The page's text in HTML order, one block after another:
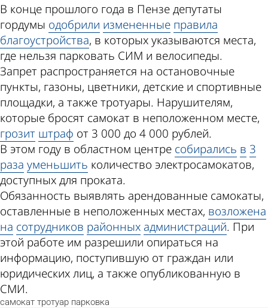
В конце прошлого года в Пензе депутаты
гордумы одобрили измененные правила
благоустройства, в которых указываются места,
где нельзя парковать СИМ и велосипеды.
Запрет распространяется на остановочные
пункты, газоны, цветники, детские и спортивные
площадки, а также тротуары. Нарушителям,
которые бросят самокат в неположенном месте,
грозит штраф от 3 000 до 4 000 рублей.
В этом году в областном центре собирались в 3
раза уменьшить количество электросамокатов,
доступных для проката.
Обязанность выявлять арендованные самокаты,
оставленные в неположенных местах, возложена
на сотрудников районных администраций. При
этой работе им разрешили опираться на
информацию, поступившую от граждан или
юридических лиц, а также опубликованную в
СМИ.
самокат тротуар парковка